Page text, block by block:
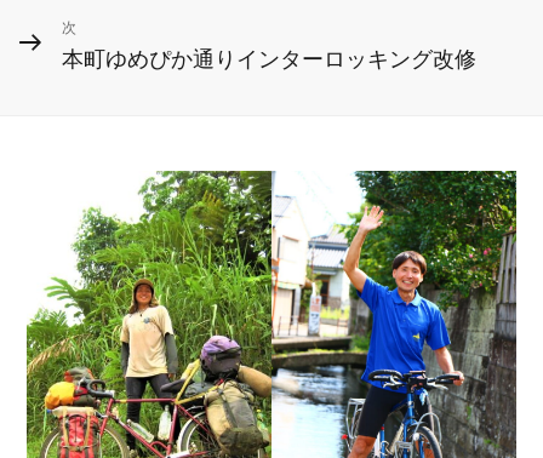
ナ
ビ
ン
稿
次
の
次
本町ゆめぴか通りインターロッキング改修